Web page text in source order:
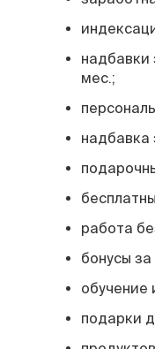
надбавки
мес.;
надбавка
работа
бонусы
обучение
подарки